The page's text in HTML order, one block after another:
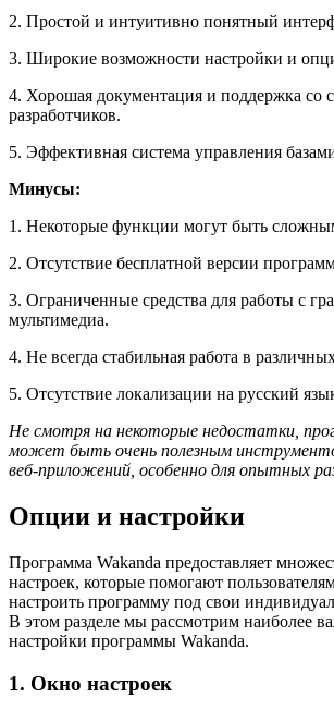
2. Простой и интуитивно понятный
3. Широкие возможности настройки и
4. Хорошая документация и поддержка со
разработчиков.
5. Эффективная система управления
Минусы:
1. Некоторые функции могут быть
2. Отсутствие бесплатной версии
3. Ограниченные средства для работы с
мультимедиа.
4. Не всегда стабильная работа в
5. Отсутствие локализации на русский
Не смотря на некоторые недостатки,
может быть очень полезным
веб-приложений, особенно для опытных
Опции и настройки
Программа Wakanda предоставляет
настроек, которые помогают
настроить программу под свои
В этом разделе мы рассмотрим наиболее
настройки программы Wakanda.
1. Окно настроек